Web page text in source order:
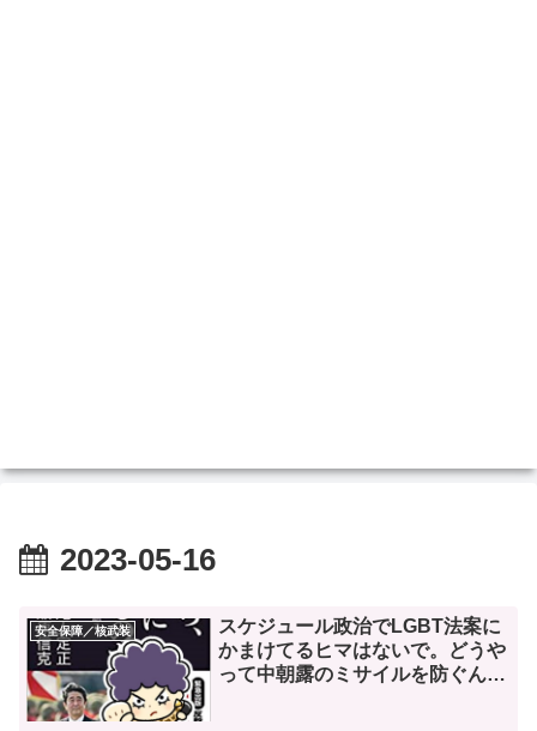
2023-05-16
安全保障／核武装
スケジュール政治でLGBT法案に
かまけてるヒマはないで。どうや
って中朝露のミサイルを防ぐん